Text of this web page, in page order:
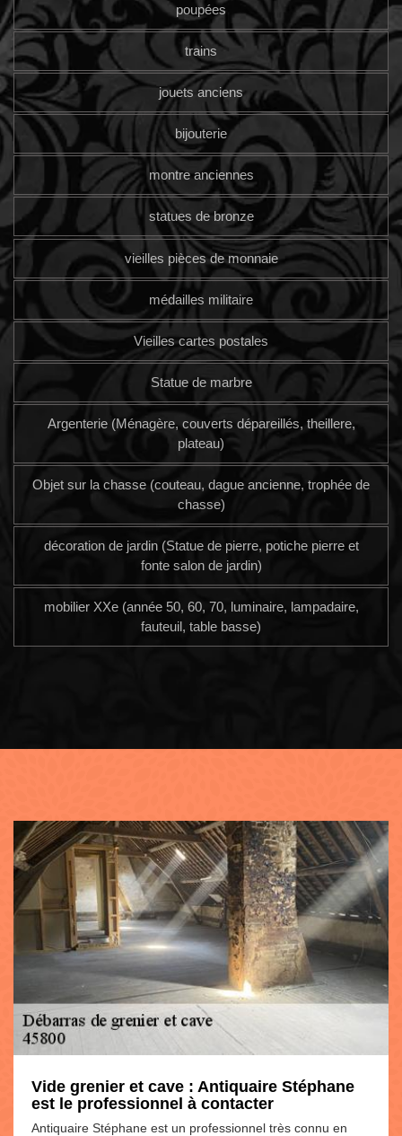
poupées
trains
jouets anciens
bijouterie
montre anciennes
statues de bronze
vieilles pièces de monnaie
médailles militaire
Vieilles cartes postales
Statue de marbre
Argenterie (Ménagère, couverts dépareillés, theillere,
plateau)
Objet sur la chasse (couteau, dague ancienne, trophée de
chasse)
décoration de jardin (Statue de pierre, potiche pierre et
fonte salon de jardin)
mobilier XXe (année 50, 60, 70, luminaire, lampadaire,
fauteuil, table basse)
Vide grenier et cave : Antiquaire Stéphane
est le professionnel à contacter
Antiquaire Stéphane est un professionnel très connu en